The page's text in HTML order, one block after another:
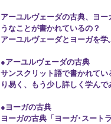
アーユルヴェーダの古典、ヨ
うなことが書かれているの？
アーユルヴェーダとヨーガを学
●アーユルヴェーダの古典
サンスクリット語で書かれて
り易く、もう少し詳しく学んで
●ヨーガの古典
ヨーガの古典「ヨーガ･スート